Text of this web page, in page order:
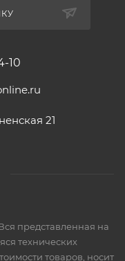
10
21
представленная на
технических
товаров, носит